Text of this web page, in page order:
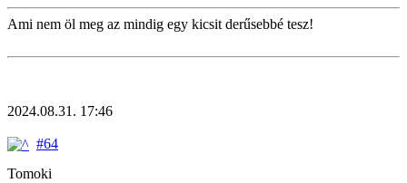
Ami nem öl meg az mindig egy kicsit derűsebbé tesz!
2024.08.31. 17:46
#64
Tomoki